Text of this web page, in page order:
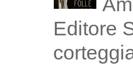
Editore